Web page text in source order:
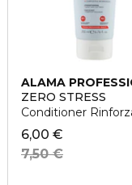
ALAMA
ZERO STRESS
Conditioner
6,00 €
7,50 €